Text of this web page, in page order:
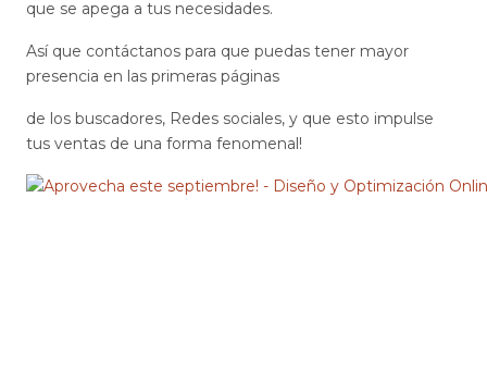
que se apega a tus necesidades.
Así que contáctanos para que puedas tener mayor
presencia en las primeras páginas
de los buscadores, Redes sociales, y que esto impulse
tus ventas de una forma fenomenal!